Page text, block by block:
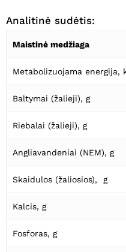
Analitinė sudėtis:
Maistinė medžiaga
Metabolizuojama energija,
Baltymai (žalieji), g
Riebalai (žalieji), g
Angliavandeniai (NEM), g
Skaidulos (žaliosios), g
Kalcis, g
Fosforas, g